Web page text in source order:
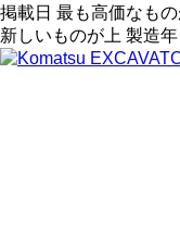
掲載日 最も高価なも
新しいものが上 製造